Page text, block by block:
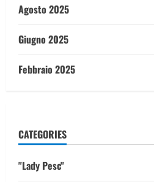
Agosto 2025
Giugno 2025
Febbraio 2025
CATEGORIES
"Lady Pesc"